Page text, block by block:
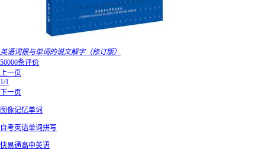
英语词根与单词的说文解字（修订版）
50000条评价
上一页
1/1
下一页
图像记忆单词
自考英语单词拼写
快易通高中英语